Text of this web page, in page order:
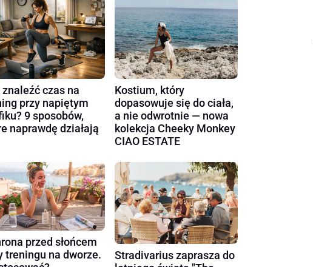
czas na
przy napiętym
9 sposobów,
naprawdę działają
Kostium, który
dopasowuje się do ciała,
a nie odwrotnie — nowa
kolekcja Cheeky Monkey
CIAO ESTATE
przed słońcem
treningu na dworze.
Stradivarius zaprasza do